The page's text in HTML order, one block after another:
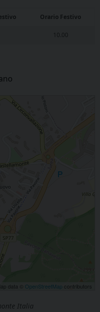
Orario Festivo
10.00
data © OpenStreetMap contributors
Italia